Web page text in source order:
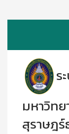
ร
มหาวิท
สุราษฎร์